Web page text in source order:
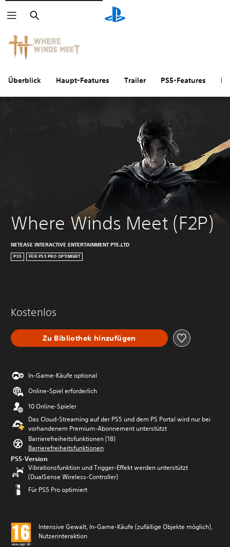
Suchen
Überblick Haupt-Features Trailer PS5-Features
Where Winds Meet (F2P)
NETEASE INTERACTIVE ENTERTAINMENT PTE.LTD
PS5 FÜR PS5 PRO OPTIMIERT
Kostenlos
Zu Bibliothek hinzufügen
In-Game-Käufe optional
Online-Spiel erforderlich
10 Online-Spieler
Das Cloud-Streaming auf der PS5 und dem PS Portal wird nur bei
vorhandenem Premium-Abonnement unterstützt
Barrierefreiheitsfunktionen (18)
Barrierefreiheitsfunktionen
PS5-Version
Vibrationsfunktion und Trigger-Effekt werden unterstützt
(DualSense Wireless-Controller)
Für PS5 Pro optimiert
Intensive Gewalt, In-Game-Käufe (zufällige Objekte möglich),
Nutzerinteraktion